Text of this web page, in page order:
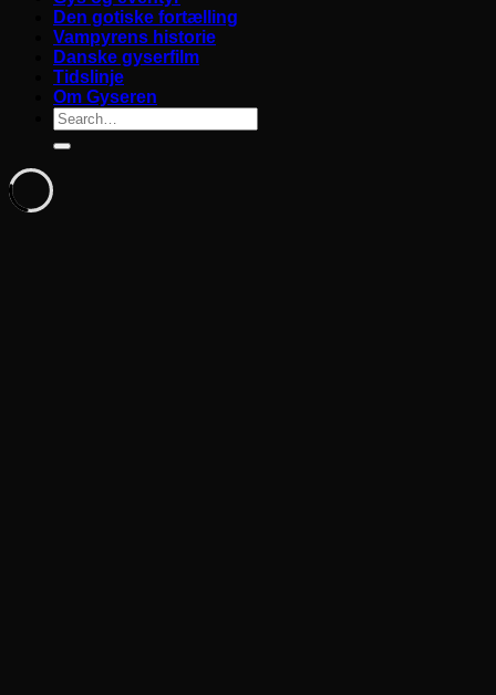
Den gotiske fortælling
Vampyrens historie
Danske gyserfilm
Tidslinje
Om Gyseren